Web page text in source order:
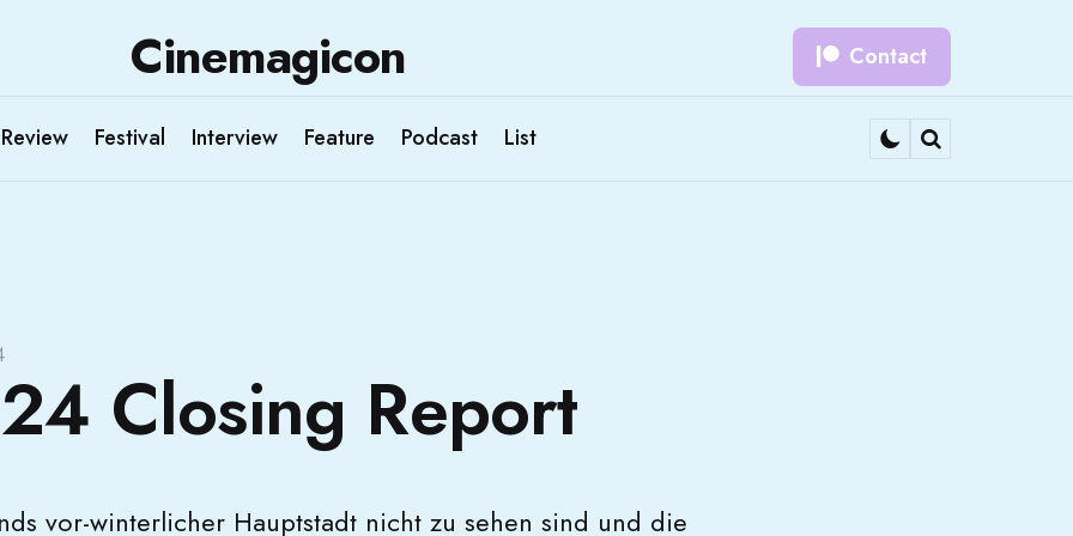
Cinemagicon Contact
Review Festival Interview Feature Podcast
List
Closing Report
vor-winterlicher Hauptstadt nicht zu sehen sind und die